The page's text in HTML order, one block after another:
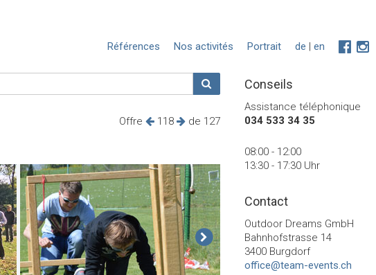
de | en
Portrait
Nos activités
Références
Offre 118 de 127
Conseils
Assistance téléphonique
034 533 34 35
08:00 - 12:00
13:30 - 17:30 Uhr
Contact
Outdoor Dreams GmbH
Bahnhofstrasse 14
3400 Burgdorf
office@team-events.ch